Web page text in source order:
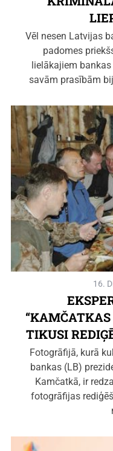
Vēl nesen Latvijas
padomes
lielākajiem
savām prasībām
16.
“KAMČATKAS
TIKUSI
Fotogrāfijā, kurā
bankas (LB)
Kamčatkā, ir
fotogrāfijas